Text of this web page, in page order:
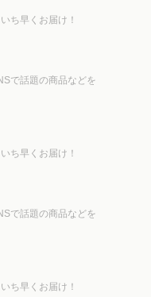
ち早くお届け！
で話題の商品などを
ち早くお届け！
で話題の商品などを
ち早くお届け！